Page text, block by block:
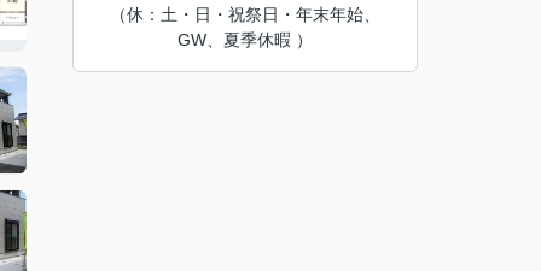
（休：土・日・祝祭日・年末年始、
GW、夏季休暇 ）